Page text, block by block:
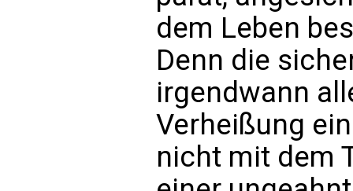
dem Leben
Denn die
irgendwann
Verheißung
nicht mit dem